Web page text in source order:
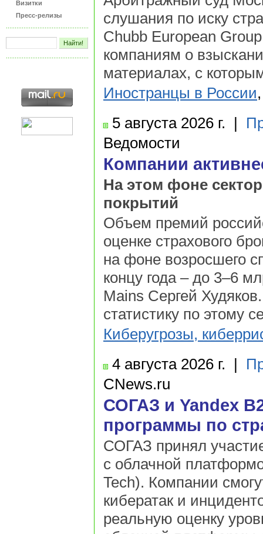
Визитки
Пресс-релизы
слушания по иску
Chubb European
компаниям о
материалах, с
Иностранцы в России
5 августа 2026 г. |
Ведомости
Компании
На этом фоне
покрытий
Объем премий
оценке страхового
на фоне возросшего
концу года – до 3–6
Mains Сергей
статистику по этому
Киберугрозы,
4 августа 2026 г. |
CNews.ru
СОГАЗ и Yandex
программы по
СОГАЗ принял
с облачной
Tech). Компании
кибератак и
реальную оценку